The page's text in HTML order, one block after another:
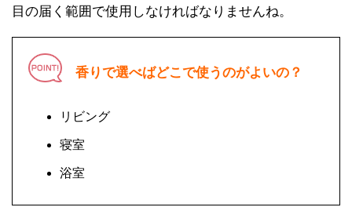
目の届く範囲で使用しなければなりませんね。
香りで選べばどこで使うのがよいの？
リビング
寝室
浴室